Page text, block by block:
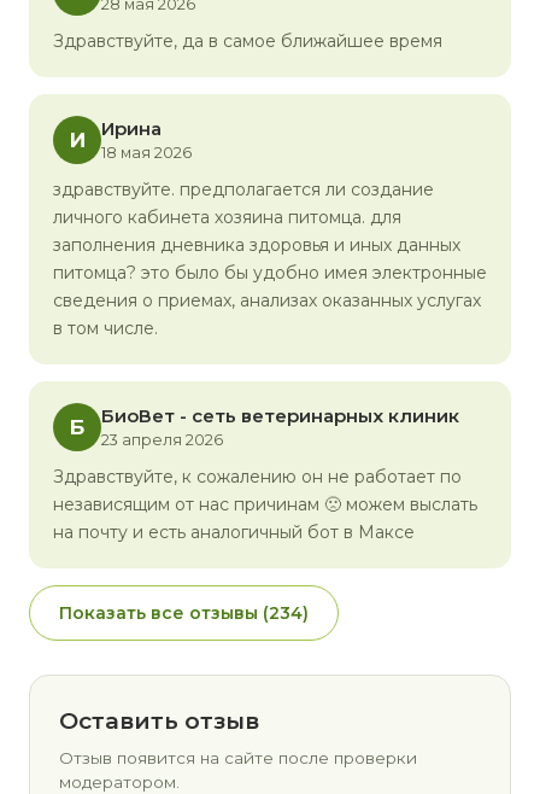
28 мая 2026
Здравствуйте, да в самое ближайшее время
И Ирина
18 мая 2026
здравствуйте. предполагается ли создание
личного кабинета хозяина питомца. для
заполнения дневника здоровья и иных данных
питомца? это было бы удобно имея электронные
сведения о приемах, анализах оказанных услугах
в том числе.
Б БиоВет - сеть ветеринарных клиник
23 апреля 2026
Здравствуйте, к сожалению он не работает по
независящим от нас причинам 🙁 можем выслать
на почту и есть аналогичный бот в Максе
Показать все отзывы (234)
Оставить отзыв
Отзыв появится на сайте после проверки
модератором.